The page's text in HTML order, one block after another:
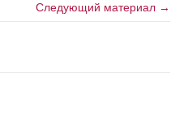
Следующий материал →